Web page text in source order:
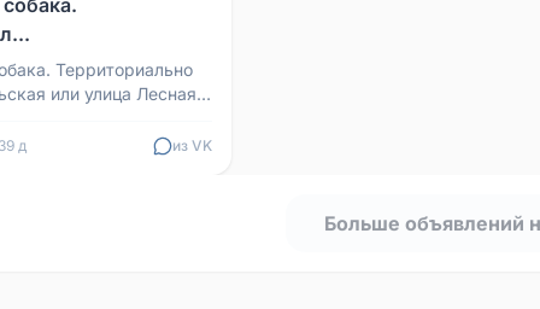
Территориально
или улица Лесная.
д из VK
Больше объявлений